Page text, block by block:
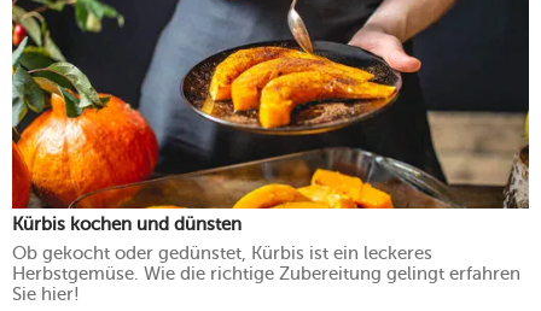
Kürbis kochen und dünsten
Ob gekocht oder gedünstet, Kürbis ist ein leckeres
Herbstgemüse. Wie die richtige Zubereitung gelingt erfahren
Sie hier!